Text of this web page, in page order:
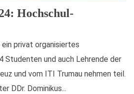
Hochschul-
privat organisiertes
Studenten und auch Lehrende der
und vom ITI Trumau nehmen teil.
DDr. Dominikus...